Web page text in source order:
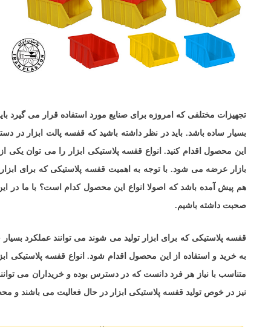
تجهیزات مختلفی که امروزه برای صنایع مورد استفاده قرار می گیرد
بسیار ساده باشد. باید در نظر داشته باشید که قفسه پالت ابزار
این محصول اقدام کنید. انواع قفسه پلاستیکی ابزار را می توان یکی
بازار عرضه می شود. با توجه به اهمیت قفسه پلاستیکی که برای
هم پیش آمده باشد که اصولا انواع این محصول کدام است؟ با ما در
صحبت داشته باشیم.
قفسه پلاستیکی که برای ابزار تولید می شوند می توانند عملکرد
به خرید و استفاده از این محصول اقدام شود. انواع قفسه پلاستیکی
متناسب با نیاز هر فرد دانست که در دسترس بوده و خریداران می
نیز در خوص تولید قفسه پلاستیکی ابزار در حال فعالیت می باشند و